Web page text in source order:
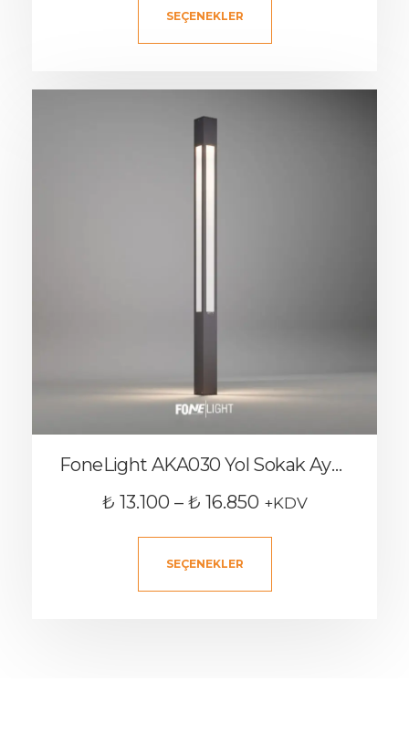
SEÇENEKLER
FoneLight AKA030 Yol Sokak Aydınlatma Direği
₺ 13.100 – ₺ 16.850 +KDV
SEÇENEKLER